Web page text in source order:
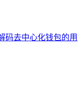
码去中心化钱包的用